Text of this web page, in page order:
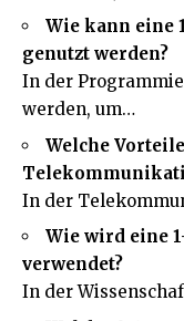
Wie kann eine
genutzt werden?
In der
werden, um…
Welche
In der
Wie wird eine
verwendet?
In der